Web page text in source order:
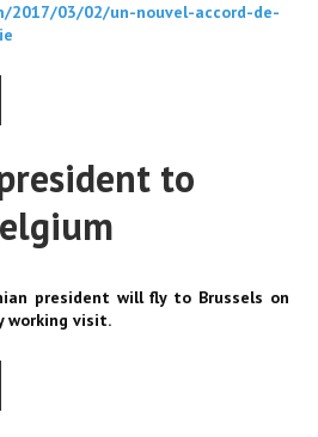
2017/03/02/un-nouvel-accord-de-
to
president will fly to Brussels on
working visit.